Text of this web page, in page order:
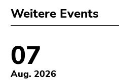
Weitere Events
07
Aug. 2026